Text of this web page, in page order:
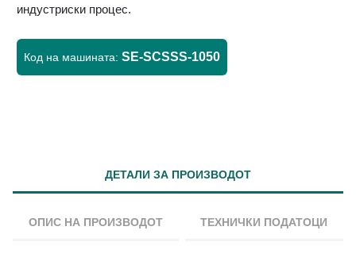
индустриски процес.
Код на машината: SE-SCSSS-1050
ДЕТАЛИ ЗА ПРОИЗВОДОТ
ОПИС НА ПРОИЗВОДОТ ТЕХНИЧКИ ПОДАТОЦИ